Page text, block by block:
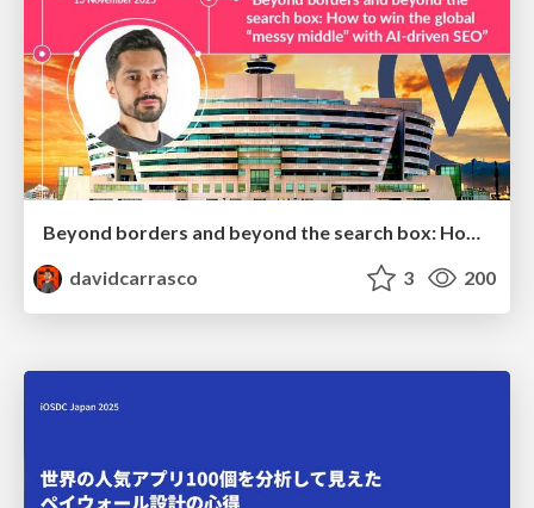
davidcarrasco
3 200